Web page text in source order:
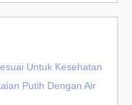
Untuk Kesehatan
Putih Dengan Air